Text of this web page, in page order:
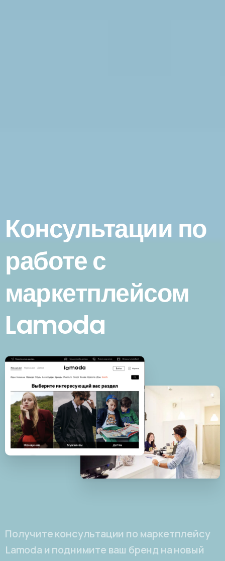
Консультации по
работе с
маркетплейсом
Lamoda
Получите консультации по маркетплейсу
Lamoda и поднимите ваш бренд на новый